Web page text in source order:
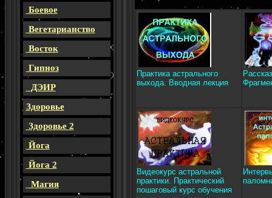
Боевое
Вегетарианство
Восток
Гипноз
ДЭИР
Здоровье
Здоровье 2
Йога
Йога 2
Магия
Практика астрального
выхода. Вводная лекция
Видеокурс астральной
практики. Практический
пошаговый курс обучения